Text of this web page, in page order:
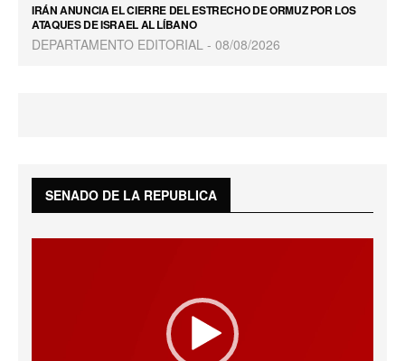
IRÁN ANUNCIA EL CIERRE DEL ESTRECHO DE ORMUZ POR LOS
ATAQUES DE ISRAEL AL LÍBANO
DEPARTAMENTO EDITORIAL 08/08/2026
SENADO DE LA REPUBLICA